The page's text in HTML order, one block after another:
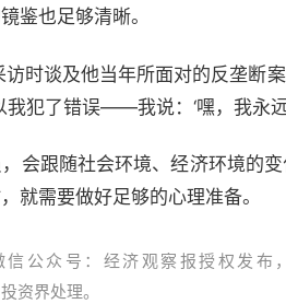
鉴也足够清晰。
访时谈及他当年所面对的反垄断
我犯了错误——我说：‘嘿，我永
会跟随社会环境、经济环境的
就需要做好足够的心理准备。
信公众号：经济观察报授权发
资界处理。